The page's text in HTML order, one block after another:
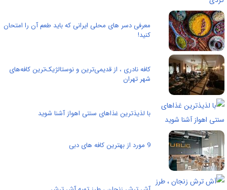
معرفی دسر های محلی ایرانی که باید طعم آن را امتحان
کنید!
کافه نادری ، از قدیمی‌ترین و نوستالژیک‌ترین کافه‌های
شهر تهران
با لذیذترین غذاهای سنتی اهواز آشنا شوید
9 مورد از بهترین کافه های دبی